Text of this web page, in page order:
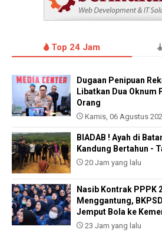
Top 24 Jam
Dugaan Penipuan
Libatkan Dua Oknum
Orang
Kamis, 06 Agustus
BIADAB ! Ayah di
Kandung Bertahun -
20 Jam yang lalu
Nasib Kontrak PPPK
Menggantung,
Jemput Bola ke
23 Jam yang lalu